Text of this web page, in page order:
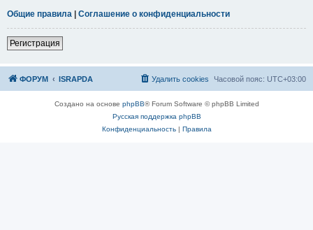
Общие правила | Соглашение о конфиденциальности
Регистрация
ФОРУМ ISRAPDA Часовой пояс: UTC+03:00
Удалить cookies
Создано на основе phpBB® Forum Software © phpBB Limited
Русская поддержка phpBB
Конфиденциальность| Правила